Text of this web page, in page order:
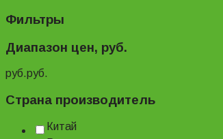
Фильтры
Диапазон цен, руб.
руб.руб.
Страна производитель
Китай